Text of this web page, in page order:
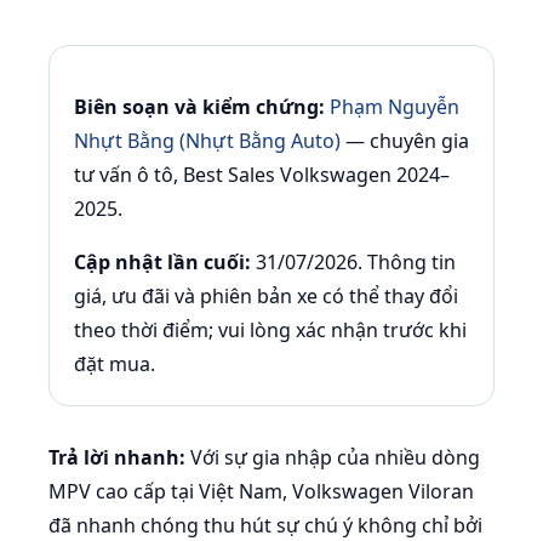
Biên soạn và kiểm chứng: Phạm Nguyễn
Nhựt Bằng (Nhựt Bằng Auto)— chuyên gia
tư vấn ô tô, Best Sales Volkswagen 2024–
2025.
Cập nhật lần cuối: 31/07/2026. Thông tin
giá, ưu đãi và phiên bản xe có thể thay đổi
theo thời điểm; vui lòng xác nhận trước khi
đặt mua.
Trả lời nhanh: Với sự gia nhập của nhiều dòng
MPV cao cấp tại Việt Nam, Volkswagen Viloran
đã nhanh chóng thu hút sự chú ý không chỉ bởi